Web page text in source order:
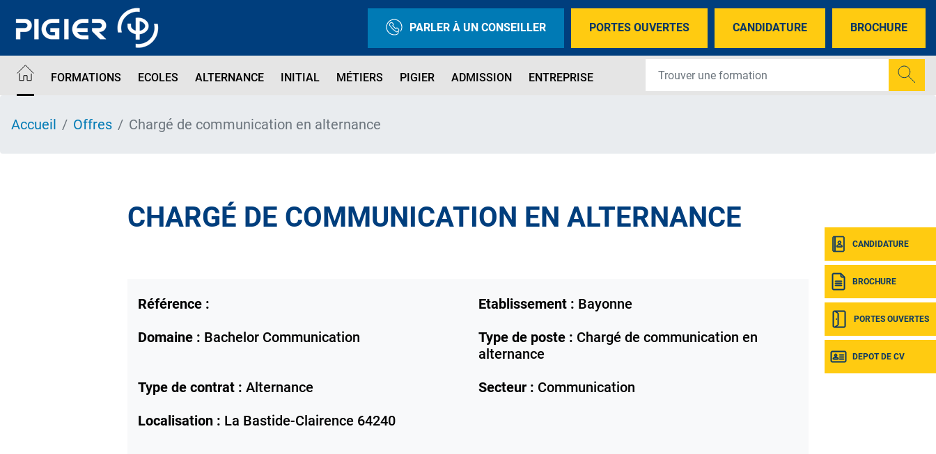
contenu
PARLER À UN CONSEILLER PORTES OUVERTES CANDIDATURE BROCHURE
FORMATIONS ECOLES ALTERNANCE INITIAL MÉTIERS PIGIER ADMISSION ENTREPRISE
CANDIDATURE
BROCHURE
PORTES OUVERTES
DEPOT DE CV
Accueil Offres Chargé de communication en alternance
CHARGÉ DE COMMUNICATION EN ALTERNANCE
Référence : Etablissement : Bayonne
Domaine : Bachelor Communication Type de poste : Chargé de communication en
alternance
Type de contrat : Alternance Secteur : Communication
Localisation : La Bastide-Clairence 64240